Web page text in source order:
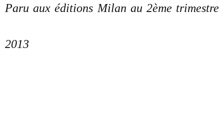
Paru aux éditions Milan au 2ème trimestre
2013